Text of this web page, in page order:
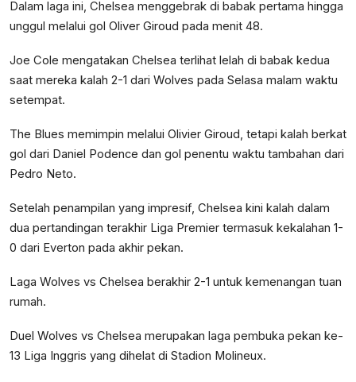
Dalam laga ini, Chelsea menggebrak di babak pertama hingga
unggul melalui gol Oliver Giroud pada menit 48.
Joe Cole mengatakan Chelsea terlihat lelah di babak kedua
saat mereka kalah 2-1 dari Wolves pada Selasa malam waktu
setempat.
The Blues memimpin melalui Olivier Giroud, tetapi kalah berkat
gol dari Daniel Podence dan gol penentu waktu tambahan dari
Pedro Neto.
Setelah penampilan yang impresif, Chelsea kini kalah dalam
dua pertandingan terakhir Liga Premier termasuk kekalahan 1-
0 dari Everton pada akhir pekan.
Laga Wolves vs Chelsea berakhir 2-1 untuk kemenangan tuan
rumah.
Duel Wolves vs Chelsea merupakan laga pembuka pekan ke-
13 Liga Inggris yang dihelat di Stadion Molineux.